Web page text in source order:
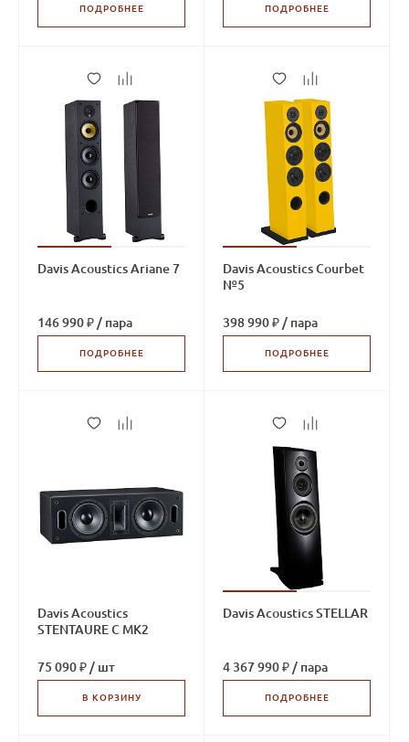
ПОДРОБНЕЕ ПОДРОБНЕЕ
Davis Acoustics Ariane 7
146 990 ₽ / пара
ПОДРОБНЕЕ
Davis Acoustics Courbet
№5
398 990 ₽ / пара
ПОДРОБНЕЕ
Davis Acoustics
STENTAURE C MK2
75 090 ₽ / шт
В КОРЗИНУ
Davis Acoustics STELLAR
4 367 990 ₽ / пара
ПОДРОБНЕЕ